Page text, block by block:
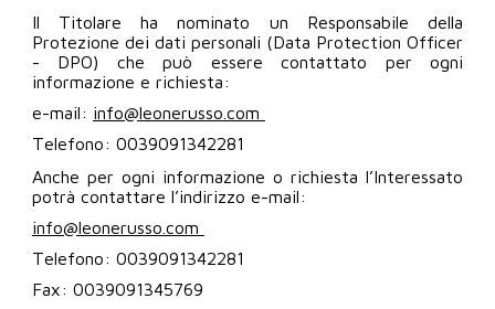
Il Titolare ha nominato un Responsabile della
Protezione dei dati personali (Data Protection Officer
- DPO) che può essere contattato per ogni
informazione e richiesta:
e-mail: info@leonerusso.com
Telefono: 0039091342281
Anche per ogni informazione o richiesta l’Interessato
potrà contattare l’indirizzo e-mail:
info@leonerusso.com
Telefono: 0039091342281
Fax: 0039091345769